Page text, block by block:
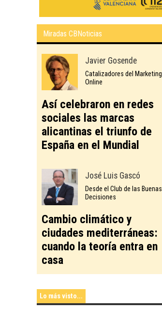
Miradas CBNoticias
Javier Gosende
Catalizadores del Marketing
Online
Así celebraron en redes
sociales las marcas
alicantinas el triunfo de
España en el Mundial
José Luis Gascó
Desde el Club de las Buenas
Decisiones
Cambio climático y
ciudades mediterráneas:
cuando la teoría entra en
casa
Lo más visto...